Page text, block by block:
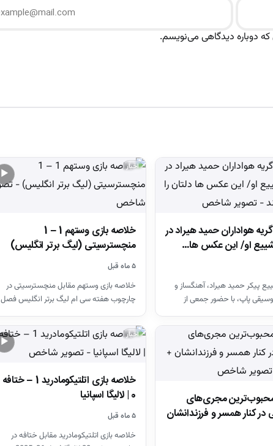
که دوباره دیدگاهی می‌نویسم.
هواداران حمید هیراد در
او/ این عکس ها…
پیکر حمید هیراد، آهنگساز و
پاپ، با حضور جمعی از
▶
اخبار
خلاصه بازی وستهم 1 – 1
منچسترسیتی (لیگ برتر انگلیس)
۵ ماه قبل
خلاصه بازی وستهم مقابل منچسترسیتی در
چارچوب هفته سی ام لیگ برتر انگلیس فصل
مجری‌های
در کنار همسر و فرزندانشان
▶
اخبار
خلاصه بازی اتلتیکومادرید 1 – ختافه
0 | لالیگا اسپانیا
۵ ماه قبل
خلاصه بازی اتلتیکومادرید مقابل ختافه در